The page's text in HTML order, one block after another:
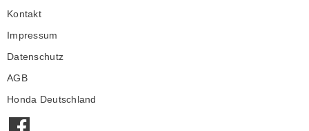
Kontakt
Impressum
Datenschutz
AGB
Honda Deutschland